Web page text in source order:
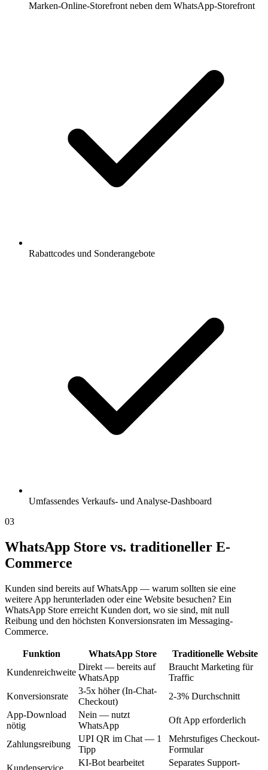
Marken-Online-Storefront neben dem WhatsApp-Storefront
Rabattcodes und Sonderangebote
Umfassendes Verkaufs- und Analyse-Dashboard
03
WhatsApp Store vs. traditioneller E-
Commerce
Kunden sind bereits auf WhatsApp — warum sollten sie eine
weitere App herunterladen oder eine Website besuchen? Ein
WhatsApp Store erreicht Kunden dort, wo sie sind, mit null
Reibung und den höchsten Konversionsraten im Messaging-
Commerce.
Funktion WhatsApp Store
Traditionelle Website
Kundenreichweite
Direkt — bereits auf
WhatsApp
Braucht Marketing für
Traffic
Konversionsrate
3-5x höher (In-Chat-
Checkout)
2-3% Durchschnitt
App-Download
nötig
Nein — nutzt
WhatsApp
Oft App erforderlich
Zahlungsreibung
UPI QR im Chat — 1
Tipp
Mehrstufiges Checkout-
Formular
KI-Bot bearbeitet
Separates Support-